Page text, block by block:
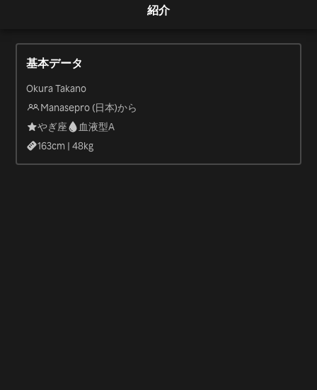
紹介
基本データ
Okura Takano
Manasepro (日本)から
やぎ座
血液型A
163cm |48kg